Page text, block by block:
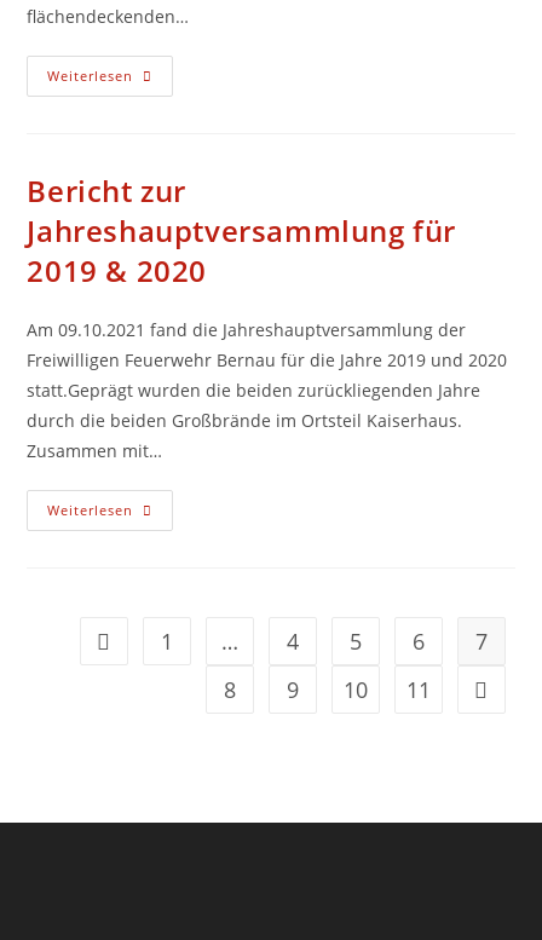
flächendeckenden…
Weiterlesen 11.11.2021
06:13
Bericht zur
Jahreshauptversammlung für
2019 & 2020
Am 09.10.2021 fand die Jahreshauptversammlung der
Freiwilligen Feuerwehr Bernau für die Jahre 2019 und 2020
statt.Geprägt wurden die beiden zurückliegenden Jahre
durch die beiden Großbrände im Ortsteil Kaiserhaus.
Zusammen mit…
Weiterlesen Bericht
Zur
Zur vorherigen Seite
1 … 4 5 6
7
8
9 10 11 Zur